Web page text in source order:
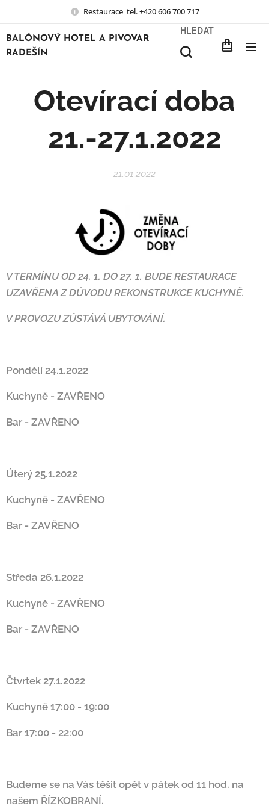
Restaurace tel. +420 606 700 717
BALÓNOVÝ HOTEL A PIVOVAR
RADEŠÍN
HLEDAT
Otevírací doba
21.-27.1.2022
21.01.2022
V TERMÍNU OD 24. 1. DO 27. 1. BUDE RESTAURACE
UZAVŘENA Z DŮVODU REKONSTRUKCE KUCHYNĚ.
V PROVOZU ZŮSTÁVÁ UBYTOVÁNÍ.
Pondělí 24.1.2022
Kuchyně - ZAVŘENO
Bar - ZAVŘENO
Úterý 25.1.2022
Kuchyně - ZAVŘENO
Bar - ZAVŘENO
Středa 26.1.2022
Kuchyně - ZAVŘENO
Bar - ZAVŘENO
Čtvrtek 27.1.2022
Kuchyně 17:00 - 19:00
Bar 17:00 - 22:00
Budeme se na Vás těšit opět v pátek od 11 hod. na
našem ŘÍZKOBRANÍ.